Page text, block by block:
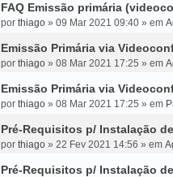
FAQ Emissão primária
por thiago » 09 Mar 2021 09:40 » em
Emissão Primária via
por thiago » 08 Mar 2021 17:25 » em
Emissão Primária via
por thiago » 08 Mar 2021 17:25 » em
Pré-Requisitos p/ Instalação
por thiago » 22 Fev 2021 14:56 » em
Pré-Requisitos p/ Instalação